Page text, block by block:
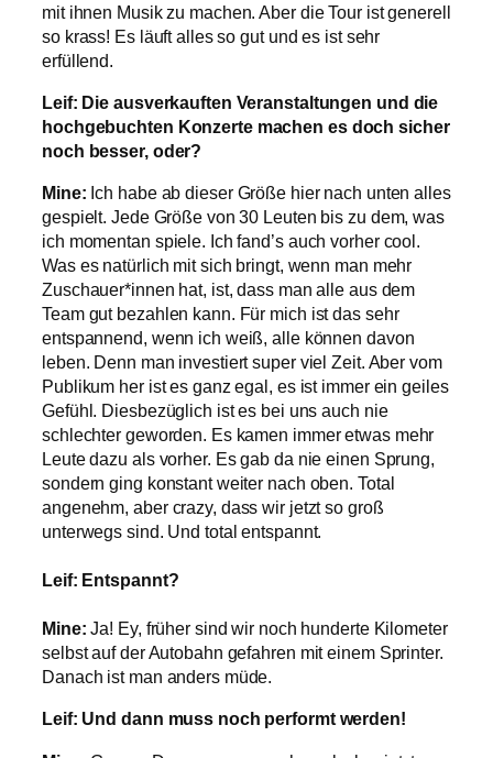
mit ihnen Musik zu machen. Aber die Tour ist generell
so krass! Es läuft alles so gut und es ist sehr
erfüllend.
Leif: Die ausverkauften Veranstaltungen und die
hochgebuchten Konzerte machen es doch sicher
noch besser, oder?
Mine: Ich habe ab dieser Größe hier nach unten alles
gespielt. Jede Größe von 30 Leuten bis zu dem, was
ich momentan spiele. Ich fand’s auch vorher cool.
Was es natürlich mit sich bringt, wenn man mehr
Zuschauer*innen hat, ist, dass man alle aus dem
Team gut bezahlen kann. Für mich ist das sehr
entspannend, wenn ich weiß, alle können davon
leben. Denn man investiert super viel Zeit. Aber vom
Publikum her ist es ganz egal, es ist immer ein geiles
Gefühl. Diesbezüglich ist es bei uns auch nie
schlechter geworden. Es kamen immer etwas mehr
Leute dazu als vorher. Es gab da nie einen Sprung,
sondern ging konstant weiter nach oben. Total
angenehm, aber crazy, dass wir jetzt so groß
unterwegs sind. Und total entspannt.
Leif: Entspannt?
Mine: Ja! Ey, früher sind wir noch hunderte Kilometer
selbst auf der Autobahn gefahren mit einem Sprinter.
Danach ist man anders müde.
Leif: Und dann muss noch performt werden!